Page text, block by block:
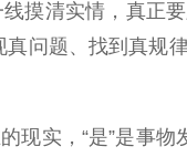
清实情，真正
问题、找到真规
实，“是”是事物